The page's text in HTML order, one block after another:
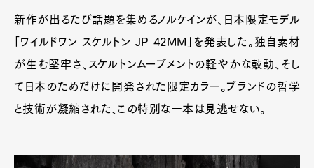
新作が出るたび話題を集めるノルケインが、日本限定モデル
「ワイルドワン スケルトン JP 42MM」を発表した。独自素材
が生む堅牢さ、スケルトンムーブメントの軽やかな鼓動、そし
て日本のためだけに開発された限定カラー。ブランドの哲学
と技術が凝縮された、この特別な一本は見逃せない。